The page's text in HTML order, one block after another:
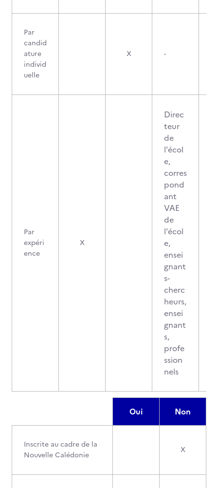
Par
candid
ature
individ
uelle
X -
Par
expéri
ence
X
Direc
teur
de
l'écol
e,
corres
pond
ant
VAE
de
l'écol
e,
ensei
gnant
s-
cherc
heurs,
ensei
gnant
s,
profe
ssion
nels
Oui Non
Inscrite au cadre de la
Nouvelle Calédonie
X